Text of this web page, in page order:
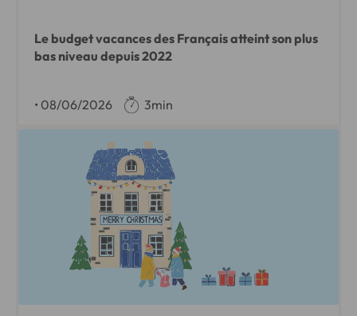
Le budget vacances des Français atteint son plus
bas niveau depuis 2022
• 08/06/2026 3min